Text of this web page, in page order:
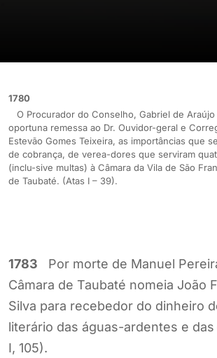
1780
O Procurador do Conselho, Gabriel de
oportuna remessa ao Dr. Ouvidor-geral e
Estevão Gomes Teixeira, as importâncias que
de cobrança, de verea-dores que serviram
(inclu-sive multas) à Câmara da Vila de São
de Taubaté. (Atas I – 39).
1783 Por morte de Manuel
Câmara de Taubaté nomeia João
Silva para recebedor do dinheiro
literário das águas-ardentes e
I, 105).